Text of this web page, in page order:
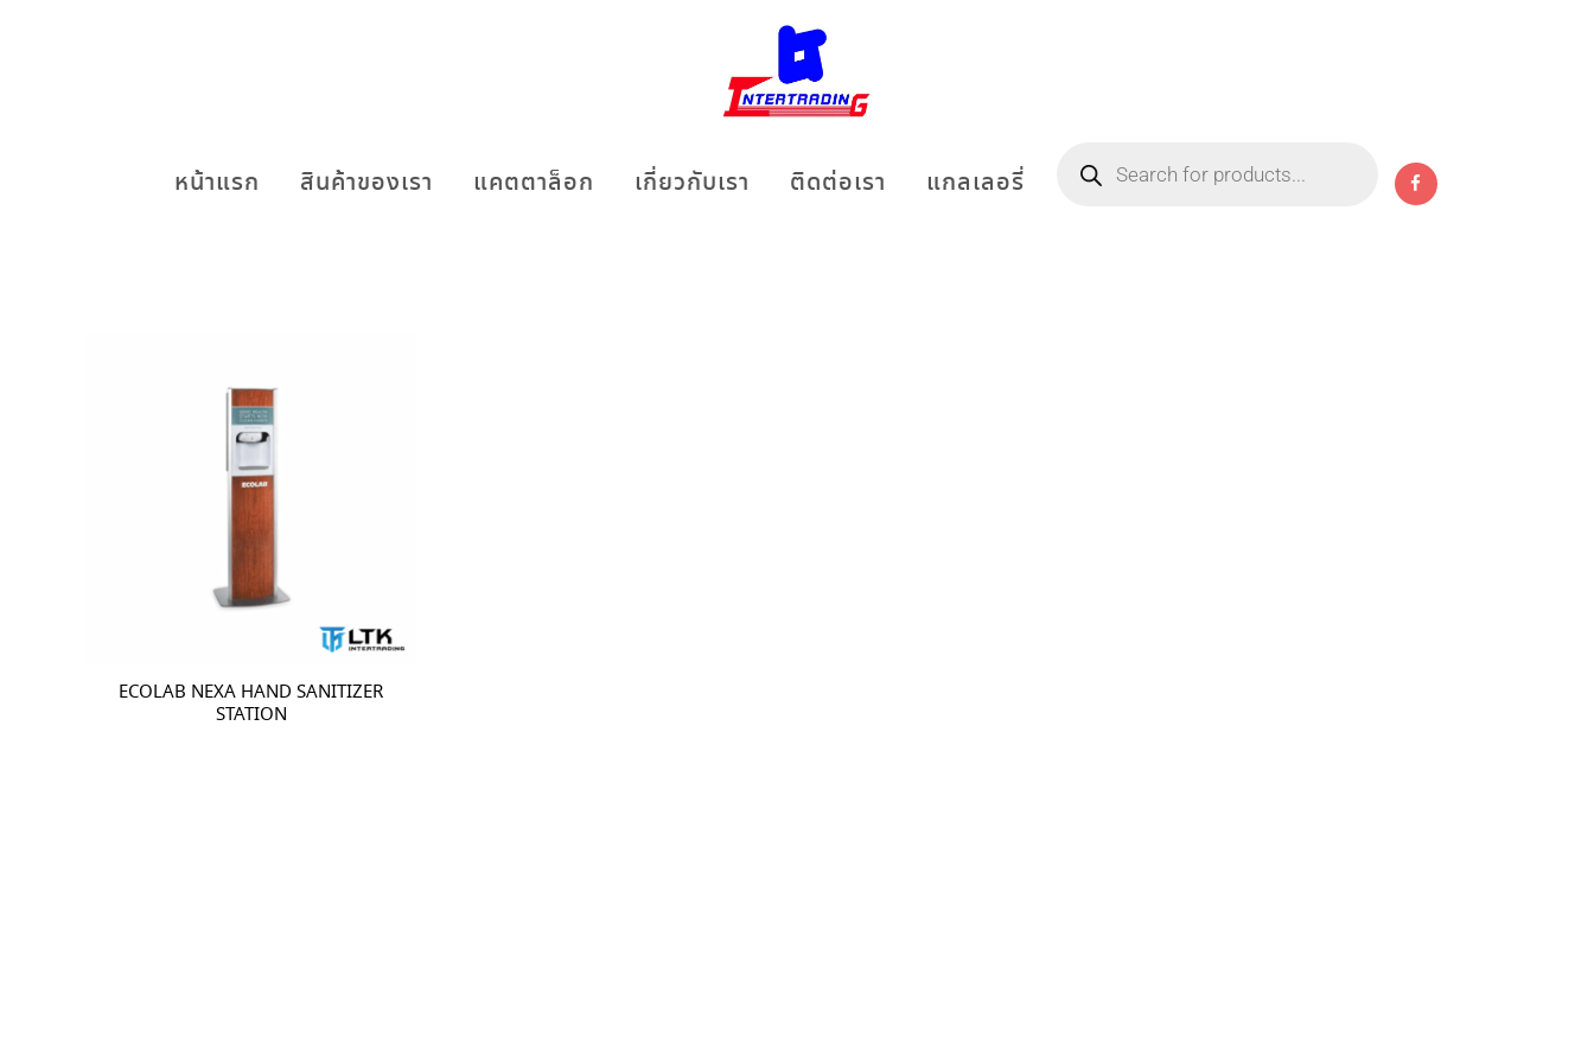
หน้าแรก สินค้าของเรา แคตตาล็อก เกี่ยวกับเรา ติดต่อเรา แกลเลอรี่ search
ECOLAB NEXA HAND SANITIZER
STATION